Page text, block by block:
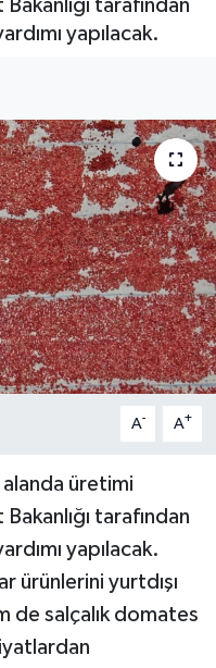
tarafından
yapılacak.
A- A+
üretimi
tarafından
yapılacak.
ürünlerini yurtdışı
de salçalık domates